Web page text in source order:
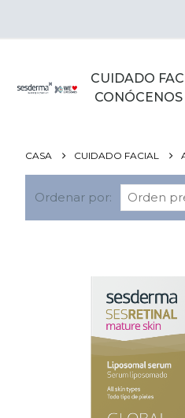
CUIDADO
CONÓCENOS
CASA CUIDADO FACIAL
Ordenar por: